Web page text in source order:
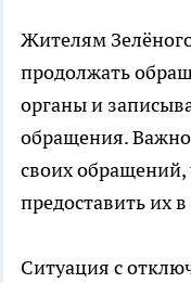
Жителям
продолжать
органы и
обращения. Важно
своих
предоставить их
Ситуация с